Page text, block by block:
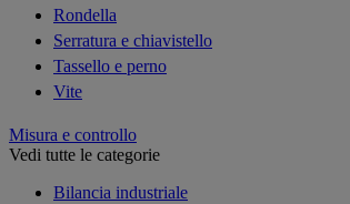
Rondella
Serratura e chiavistello
Tassello e perno
Vite
Misura e controllo
Vedi tutte le categorie
Bilancia industriale